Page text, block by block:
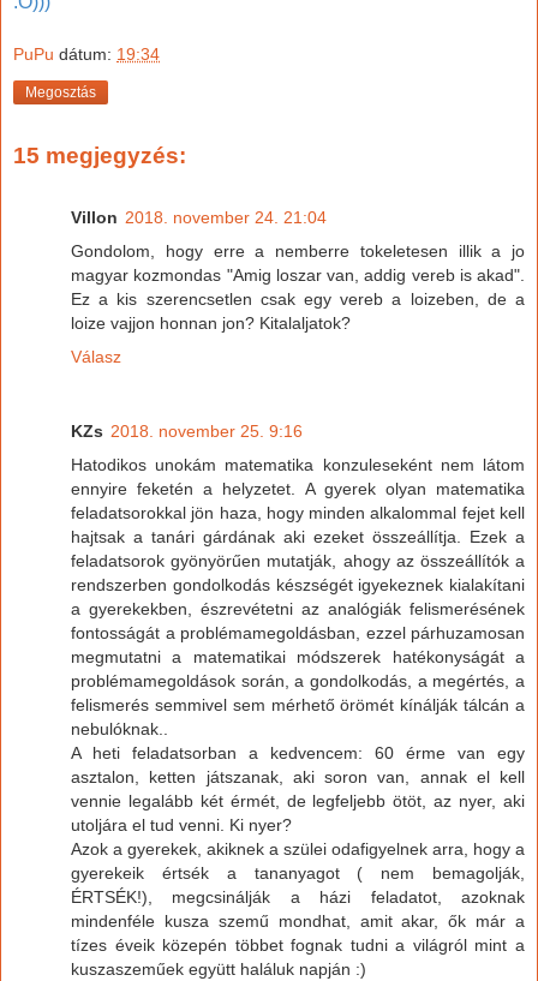
PuPu dátum: 19:34
Megosztás
15 megjegyzés:
Villon 2018. november 24. 21:04
Gondolom, hogy erre a nemberre tokeletesen illik a jo
magyar kozmondas "Amig loszar van, addig vereb is akad".
Ez a kis szerencsetlen csak egy vereb a loizeben, de a
loize vajjon honnan jon? Kitalaljatok?
Válasz
KZs 2018. november 25. 9:16
Hatodikos unokám matematika konzuleseként nem látom
ennyire feketén a helyzetet. A gyerek olyan matematika
feladatsorokkal jön haza, hogy minden alkalommal fejet kell
hajtsak a tanári gárdának aki ezeket összeállítja. Ezek a
feladatsorok gyönyörűen mutatják, ahogy az összeállítók a
rendszerben gondolkodás készségét igyekeznek kialakítani
a gyerekekben, észrevétetni az analógiák felismerésének
fontosságát a problémamegoldásban, ezzel párhuzamosan
megmutatni a matematikai módszerek hatékonyságát a
problémamegoldások során, a gondolkodás, a megértés, a
felismerés semmivel sem mérhető örömét kínálják tálcán a
nebulóknak..
A heti feladatsorban a kedvencem: 60 érme van egy
asztalon, ketten játszanak, aki soron van, annak el kell
vennie legalább két érmét, de legfeljebb ötöt, az nyer, aki
utoljára el tud venni. Ki nyer?
Azok a gyerekek, akiknek a szülei odafigyelnek arra, hogy a
gyerekeik értsék a tananyagot ( nem bemagolják,
ÉRTSÉK!), megcsinálják a házi feladatot, azoknak
mindenféle kusza szemű mondhat, amit akar, ők már a
tízes éveik közepén többet fognak tudni a világról mint a
kuszaszeműek együtt haláluk napján :)